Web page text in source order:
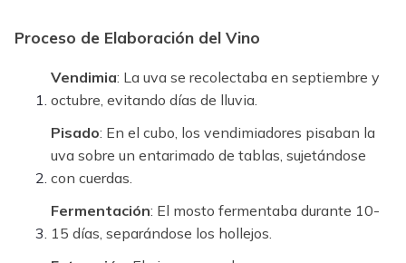
Proceso de Elaboración del Vino
Vendimia: La uva se recolectaba en septiembre y
octubre, evitando días de lluvia.
Pisado: En el cubo, los vendimiadores pisaban la
uva sobre un entarimado de tablas, sujetándose
con cuerdas.
Fermentación: El mosto fermentaba durante 10-
15 días, separándose los hollejos.